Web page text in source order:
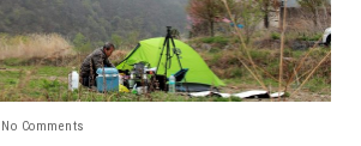
No Comments